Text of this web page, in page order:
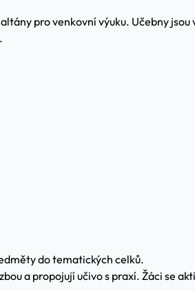
pro venkovní výuku. Učebny
do tematických celků.
a propojují učivo s praxí. Žáci se